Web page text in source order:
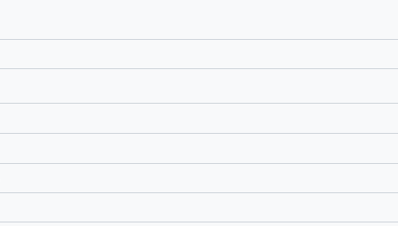
downloaden & automatisch ausfüllen